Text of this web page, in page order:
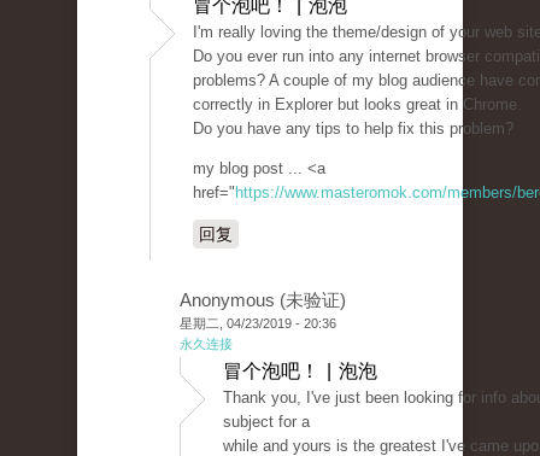
冒个泡吧！ | 泡泡
I'm really loving the theme/design of your web
Do you ever run into any internet browser
problems? A couple of my blog audience have
correctly in Explorer but looks great in Chrome.
Do you have any tips to help fix this problem?
my blog post ... <a
href=" https://www.masteromok.com/members/
回复
Anonymous (未验证)
星期二, 04/23/2019 - 20:36
永久连接
冒个泡吧！ | 泡泡
Thank you, I've just been looking for info
subject for a
while and yours is the greatest I've came